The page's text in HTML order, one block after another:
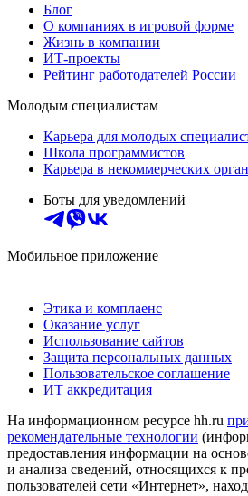
Блог
О компаниях в игровой форме
Жизнь в компании
ИТ-проекты
Рейтинг работодателей России
Молодым специалистам
Карьера для молодых
Школа программистов
Карьера в некоммерческих
Боты для уведомлений
Мобильное приложение
Этика и комплаенс
Оказание услуг
Использование сайтов
Защита персональных данных
Пользовательское соглашение
ИТ аккредитация
На информационном ресурсе hh.ru
рекомендательные технологии
предоставления информации на
и анализа сведений, относящихся к
пользователей сети «Интернет»,